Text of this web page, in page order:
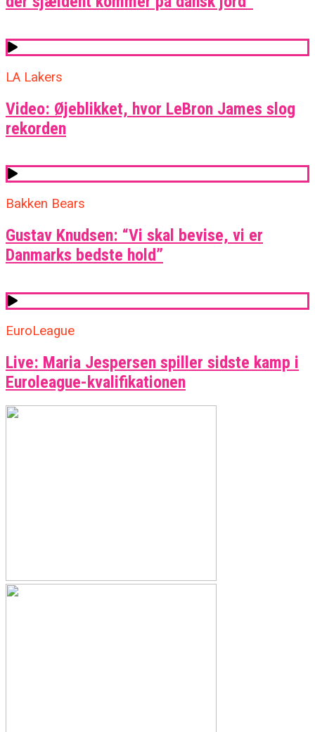
LA Lakers
Video: Øjeblikket, hvor LeBron James slog
rekorden
Bakken Bears
Gustav Knudsen: “Vi skal bevise, vi er
Danmarks bedste hold”
EuroLeague
Live: Maria Jespersen spiller sidste kamp i
Euroleague-kvalifikationen